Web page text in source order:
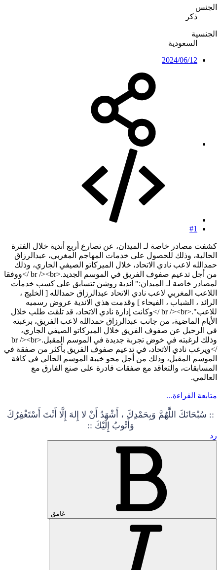
الجنس
ذكر
الجنسية
السعودية
2024/06/12
#1
كشفت مصادر خاصة لـ الميدان، عن تصارع أربع أندية خلال الفترة
الحالية، وذلك للحصول على خدمات المهاجم المغربي، عبدالرزاق
حمدالله لاعب نادي الاتحاد، خلال الميركاتو الصيفي الجاري، وذلك
من أجل تدعيم صفوف الفريق في الموسم الجديد.<br /><br />ووفقا
لمصادر خاصة لـ الميدان:" اندية روشن تتسابق على كسب خدمات
اللاعب المغربي لاعب نادي الاتحاد عبدالرزاق حمدالله [ الخليج ،
الرائد ، الشباب ، الفيحاء ] وقدمت هذي الاندية عروض رسميه
للاعب".<br /><br />وكانت إدارة نادي الاتحاد، قد تلقت طلب خلال
الأيام الماضية، من جانب عبدالرزاق حمدالله لاعب الفريق، برغبته
في الرحيل عن صفوف الفريق خلال الميركاتو الصيفي الجاري،
وذلك لرغبته في خوض تجربة جديدة في الموسم المقبل.<br /><br
/>ويرغب نادي الاتحاد، في تدعيم صفوف الفريق بأكثر من صفقة في
الموسم المقبل، وذلك من أجل محو خيبة الموسم الحالي في كافة
المسابقات، والتعاقد مع صفقات قادرة على صنع الفارق مع
العالمي.
متابعة القراءة...
:: سُبْحَانَكَ اللَّهُمَّ وَبِحَمْدِكَ ، أَشْهَدُ أَنْ لا إِلهَ إِلَّا أَنْتَ أَسْتَغْفِرُكَ
وَأَتْوبُ إِلَيْكَ ::
رد
غامق